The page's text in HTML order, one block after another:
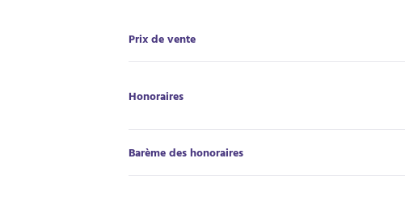
Prix de vente
Honoraires
Barème des honoraires